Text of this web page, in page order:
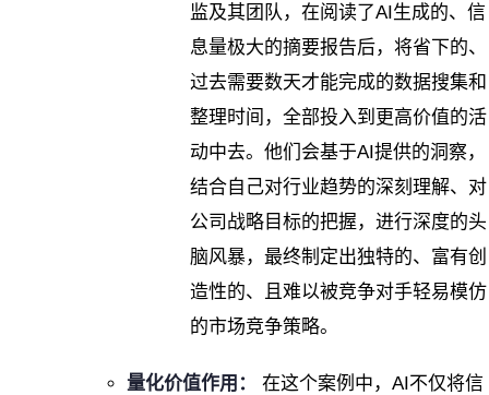
监及其团队，在阅读了AI生成的、信
息量极大的摘要报告后，将省下的、
过去需要数天才能完成的数据搜集和
整理时间，全部投入到更高价值的活
动中去。他们会基于AI提供的洞察，
结合自己对行业趋势的深刻理解、对
公司战略目标的把握，进行深度的头
脑风暴，最终制定出独特的、富有创
造性的、且难以被竞争对手轻易模仿
的市场竞争策略。
量化价值作用：
在这个案例中，AI不仅将信